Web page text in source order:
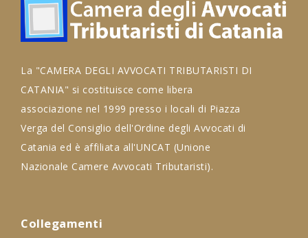
La "CAMERA DEGLI AVVOCATI TRIBUTARISTI DI
CATANIA" si costituisce come libera
associazione nel 1999 presso i locali di Piazza
Verga del Consiglio dell'Ordine degli Avvocati di
Catania ed è affiliata all'UNCAT (Unione
Nazionale Camere Avvocati Tributaristi).
Collegamenti